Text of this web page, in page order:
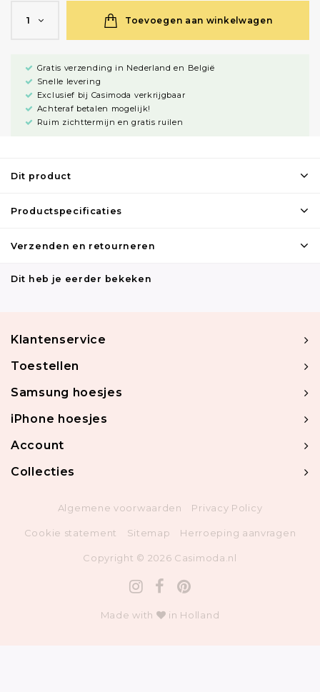
1 Toevoegen aan winkelwagen
Gratis verzending in Nederland en België
Snelle levering
Exclusief bij Casimoda verkrijgbaar
Achteraf betalen mogelijk!
Ruim zichttermijn en gratis ruilen
Dit product
Productspecificaties
Verzenden en retourneren
Dit heb je eerder bekeken
Klantenservice
Toestellen
Samsung hoesjes
iPhone hoesjes
Account
Collecties
Algemene voorwaarden Privacy Policy
Cookie statement Sitemap Herroeping aanvragen
Copyright © 2026 Casimoda.nl
Made with in Holland